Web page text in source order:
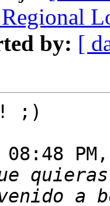
by: [
;)
08:48